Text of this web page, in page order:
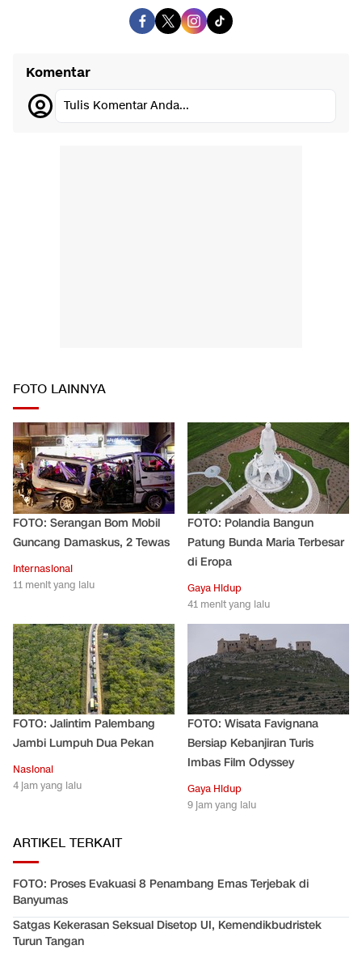
Komentar
Tulis Komentar Anda...
FOTO LAINNYA
FOTO: Serangan Bom Mobil
Guncang Damaskus, 2 Tewas
Internasional
11 menit yang lalu
FOTO: Polandia Bangun
Patung Bunda Maria Terbesar
di Eropa
Gaya Hidup
41 menit yang lalu
FOTO: Jalintim Palembang
Jambi Lumpuh Dua Pekan
Nasional
4 jam yang lalu
FOTO: Wisata Favignana
Bersiap Kebanjiran Turis
Imbas Film Odyssey
Gaya Hidup
9 jam yang lalu
ARTIKEL TERKAIT
FOTO: Proses Evakuasi 8 Penambang Emas Terjebak di
Banyumas
Satgas Kekerasan Seksual Disetop UI, Kemendikbudristek
Turun Tangan